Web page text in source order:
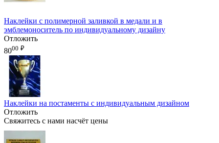
Наклейки с полимерной заливкой в медали и в
эмблемоноситель по индивидуальному дизайну
Отложить
8000 ₽
Наклейки на постаменты с индивидуальным дизайном
Отложить
Свяжитесь с нами насчёт цены